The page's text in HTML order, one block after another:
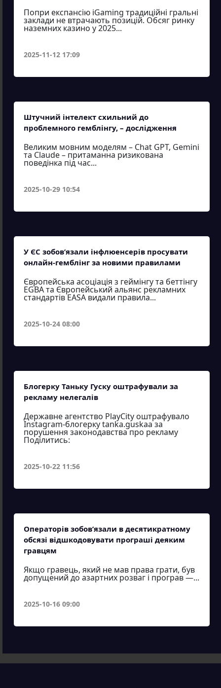
Попри експансію iGaming традиційні гральні
заклади не втрачають позицій. Обсяг ринку
наземних казино у 2025...
2025-11-12 17:09
Штучний інтелект схильний до
проблемного гемблінгу, – дослідження
Великим мовним моделям – Chat GPT, Gemini
та Claude – притаманна ризикована
поведінка під час...
2025-10-29 10:54
У ЄС зобов’язали інфлюенсерів просувати
онлайн-гемблінг за новими правилами
Європейська асоціація з геймінгу та беттінгу
EGBA та Європейський альянс рекламних
стандартів EASA видали правила...
2025-10-24 08:00
Блогерку Таньку Гуску оштрафували за
рекламу нелегалів
Державне агентство PlayCity оштрафувало
Instagram-блогерку tanka.guskaa за
порушення законодавства про рекламу
Поділитись:
2025-10-22 11:56
Операторів зобов’язали в десятикратному
обсязі відшкодовувати програші деяким
гравцям
Якщо гравець, який не мав права грати, був
допущений до азартних розваг і програв —...
2025-10-16 09:00